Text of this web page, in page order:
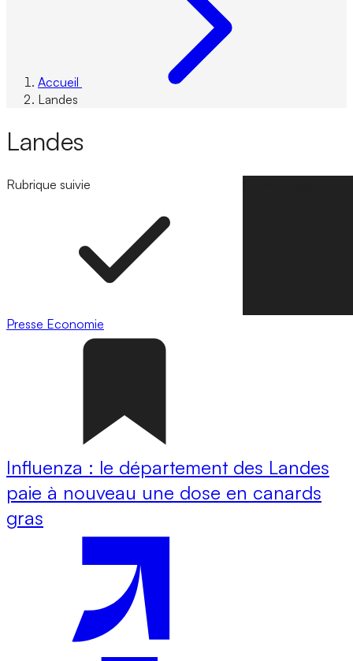
Accueil
Landes
Landes
Rubrique suivie
Presse Economie
Influenza : le département des Landes
paie à nouveau une dose en canards
gras